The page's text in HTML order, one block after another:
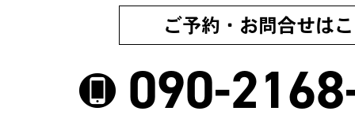
ご予約・お問合せは
090-